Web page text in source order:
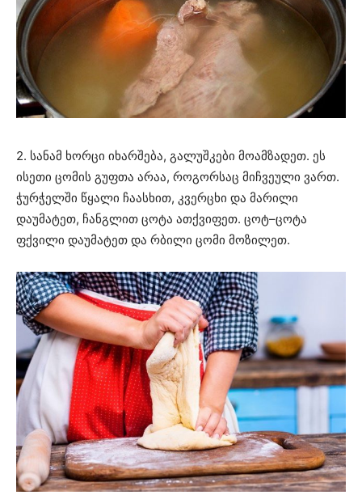
2. სანამ ხორცი იხარშება, გალუშკები მოამზადეთ. ეს
ისეთი ცომის გუფთა არაა, როგორსაც მიჩვეული ვართ.
ჭურჭელში წყალი ჩაასხით, კვერცხი და მარილი
დაუმატეთ, ჩანგლით ცოტა ათქვიფეთ. ცოტ–ცოტა
ფქვილი დაუმატეთ და რბილი ცომი მოზილეთ.